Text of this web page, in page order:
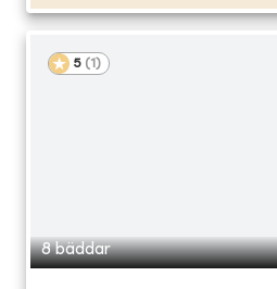
5 (1 )
8 bäddar